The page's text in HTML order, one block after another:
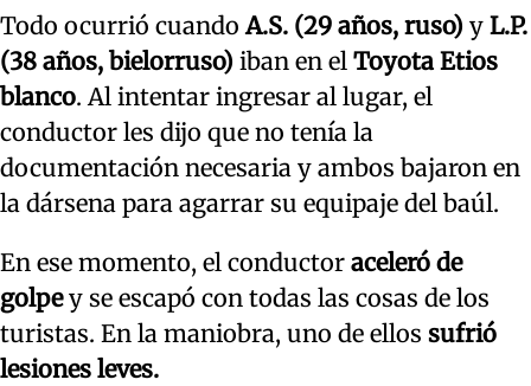
Todo ocurrió cuandoA.S. (29 años, ruso) y L.P.
(38 años, bielorruso) iban en el Toyota Etios
blanco. Al intentar ingresar al lugar, el
conductor les dijo que no tenía la
documentación necesaria y ambos bajaron en
la dársena para agarrar su equipaje del baúl.
En ese momento, el conductor aceleró de
golpey se escapó con todas las cosas de los
turistas. En la maniobra, uno de ellos sufrió
lesiones leves.